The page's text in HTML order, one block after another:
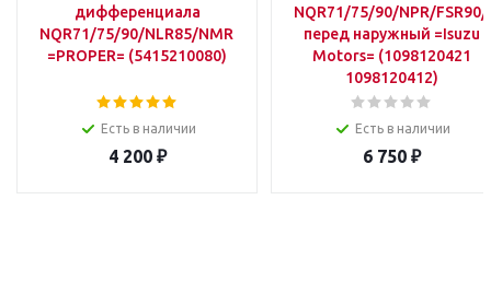
дифференциала
NQR71/75/90/NLR85/NMR85/NPR75
=PROPER= (5415210080)
Есть в наличии
4 200₽
NQR71/75/90/NPR/FSR90/
перед наружный =Isuzu
Motors= (1098120421
1098120412)
Есть в наличии
6 750₽